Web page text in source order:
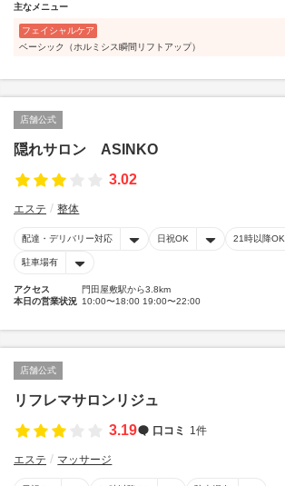
主なメニュー
フェイシャルケア
ベーシック（ホルミシス瞬間リフトアップ）
店舗公式
隠れサロン ASINKO
3.02
エステ 整体
配達・デリバリー対応 日祝OK 21時以降OK
駐車場有
アクセス
門田屋敷駅から3.8km
本日の営業状況 10:00〜18:00 19:00〜22:00
店舗公式
リフレマサロンリジュ
3.19
口コミ 1件
エステ マッサージ